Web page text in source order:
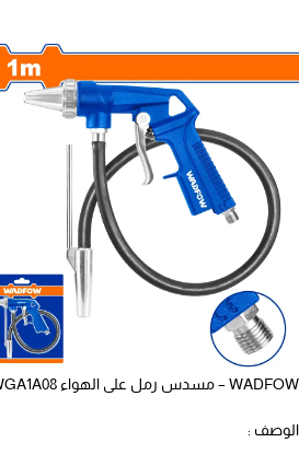
WADFOW – مسدس رمل على الهواء WGA1A08
الوصف :